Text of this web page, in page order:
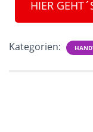
HIER
Kategorien: